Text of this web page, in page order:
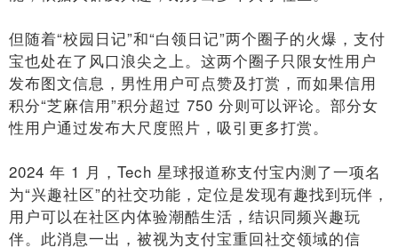
但随着“校园日记”和“白领日记”两个圈子的火爆，支付
宝也处在了风口浪尖之上。这两个圈子只限女性用户
发布图文信息，男性用户可点赞及打赏，而如果信用
积分“芝麻信用”积分超过 750 分则可以评论。部分女
性用户通过发布大尺度照片，吸引更多打赏。
2024 年 1 月，Tech 星球报道称支付宝内测了一项名
为“兴趣社区”的社交功能，定位是发现有趣找到玩伴，
用户可以在社区内体验潮酷生活，结识同频兴趣玩
伴。此消息一出，被视为支付宝重回社交领域的信